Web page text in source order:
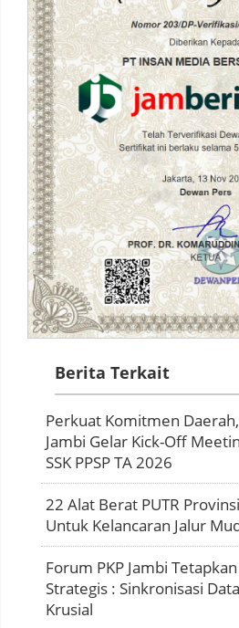
Berita Terkait
Perkuat Komitmen
Jambi Gelar Kick-Off
SSK PPSP TA 2026
22 Alat Berat PUTR
Untuk Kelancaran Jalur
Forum PKP Jambi
Strategis : Sinkronisasi
Krusial